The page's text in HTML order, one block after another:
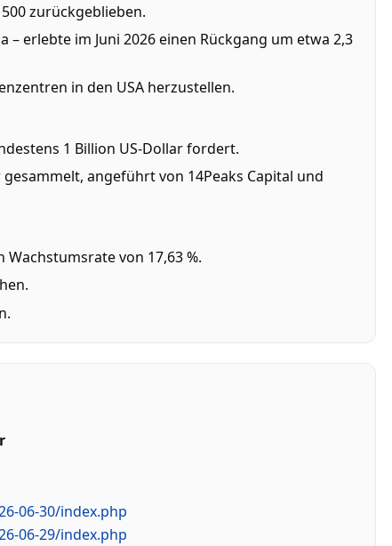
zurückgeblieben.
erlebte im Juni 2026 einen Rückgang um etwa 2,3
in den USA herzustellen.
1 Billion US-Dollar fordert.
angeführt von 14Peaks Capital und
von 17,63 %.
06-30/index.php
06-29/index.php